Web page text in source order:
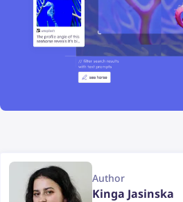
Author
Kinga Jasinska